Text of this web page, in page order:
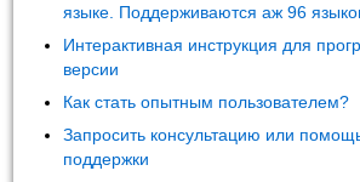
языке. Поддерживаются аж 96
Интерактивная инструкция для
версии
Как стать опытным пользователем?
Запросить консультацию или
поддержки